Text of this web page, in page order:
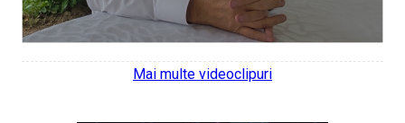
Mai multe videoclipuri